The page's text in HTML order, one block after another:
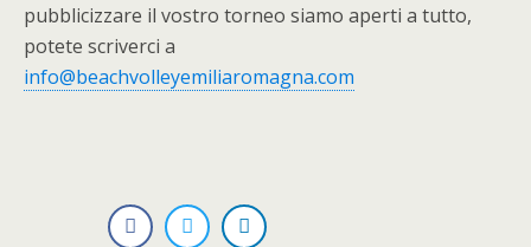
pubblicizzare il vostro torneo siamo aperti a tutto,
potete scriverci a
info@beachvolleyemiliaromagna.com